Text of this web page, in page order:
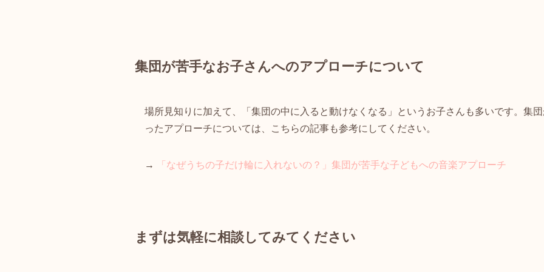
集団が苦手なお子さんへのアプローチについて
場所見知りに加えて、「集団の中に入ると動けなくなる」というお子さんも多いです。集
ったアプローチについては、こちらの記事も参考にしてください。
→ 「なぜうちの子だけ輪に入れないの？」集団が苦手な子どもへの音楽アプローチ
まずは気軽に相談してみてください